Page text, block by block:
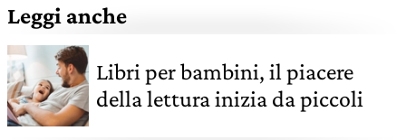
Leggi anche
Libri per bambini, il piacere
della lettura inizia da piccoli